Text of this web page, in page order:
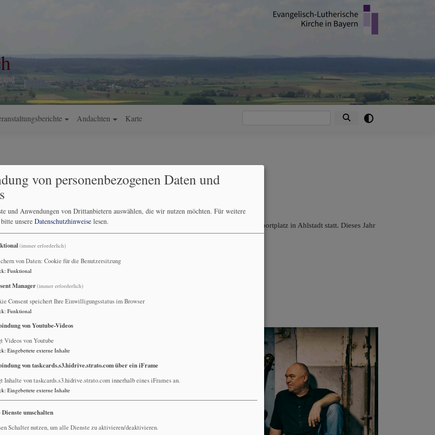
Andachten Karte
Vor 40 Jahren fand der erste zentrale Ephoriegottesdienst zu Himmelfahrt auf dem Sportplatz in Ahlstadt statt. Dieses Jahr
Himmelfahrtstages beginnt es um 20.00 Uhr mit einem
am Schlossplatz in Bad Rodach. Wolfgang Buck bringt
die Orte, an die man sich sehnt, das Meer, das
Wolken, den Fluss. Aber auch „des Gwärch und des
ausgeliefert ist. Den närrischen Zirkus der
Rennerei und die Allgegenwart von Leistungsdruck,
und das Lachen findet man ja nicht im Wegrennen und in
Sollte es doch schlechtes Wetter geben, findet das
gibt es in den Pfarrämtern der Ephorie, bei
von personenbezogenen Daten und
und Anwendungen von Drittanbietern auswählen, die wir nutzen möchten. Für weitere
unsere Datenschutzhinweise lesen.
(immer erforderlich)
von Daten: Cookie für die Benutzersitzung
: Funktional
Manager(immer erforderlich)
Consent speichert Ihre Einwilligungsstatus im Browser
: Funktional
von Youtube-Videos
Videos von Youtube
: Eingebettete externe Inhalte
von taskcards.s3.hidrive.strato.com über ein iFrame
Inhalte von taskcards.s3.hidrive.strato.com innerhalb eines iFrames an.
: Eingebettete externe Inhalte
umschalten
Schalter nutzen, um alle Dienste zu aktivieren/deaktivieren.